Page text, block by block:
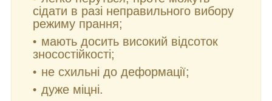
сідати в разі неправильного вибору
режиму прання;
мають досить високий відсоток
зносостійкості;
не схильні до деформації;
дуже міцні.